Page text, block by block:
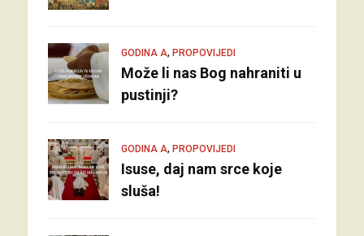
GODINA A, PROPOVIJEDI
Može li nas Bog nahraniti u
pustinji?
GODINA A, PROPOVIJEDI
Isuse, daj nam srce koje
sluša!